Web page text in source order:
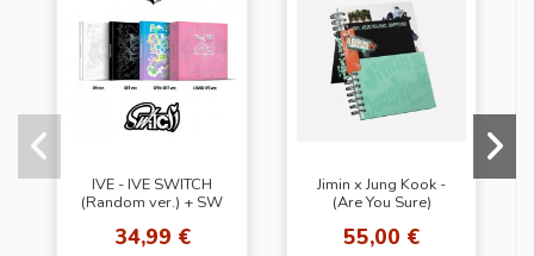
IVE - IVE SWITCH
(Random ver.) + SW
34,99 €
Jimin x Jung Kook -
(Are You Sure)
55,00 €